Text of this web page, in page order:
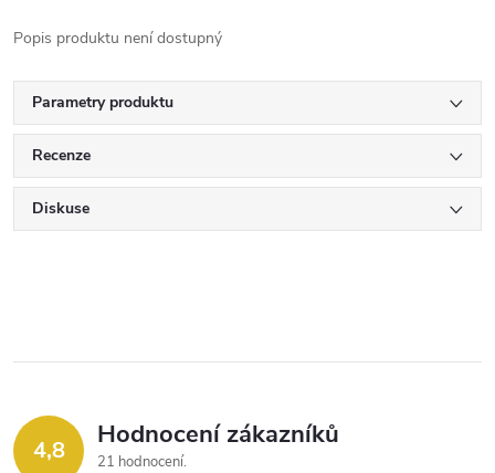
Popis produktu není dostupný
Parametry produktu
Recenze
Diskuse
4,8 Hodnocení zákazníků
21 hodnocení